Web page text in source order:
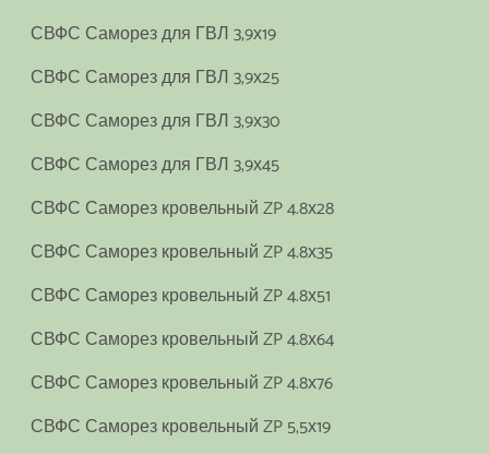
СВФС Саморез для ГВЛ 3,9х19
СВФС Саморез для ГВЛ 3,9х25
СВФС Саморез для ГВЛ 3,9х30
СВФС Саморез для ГВЛ 3,9х45
СВФС Саморез кровельный ZP 4.8х28
СВФС Саморез кровельный ZP 4.8х35
СВФС Саморез кровельный ZP 4.8х51
СВФС Саморез кровельный ZP 4.8х64
СВФС Саморез кровельный ZP 4.8х76
СВФС Саморез кровельный ZP 5,5х19